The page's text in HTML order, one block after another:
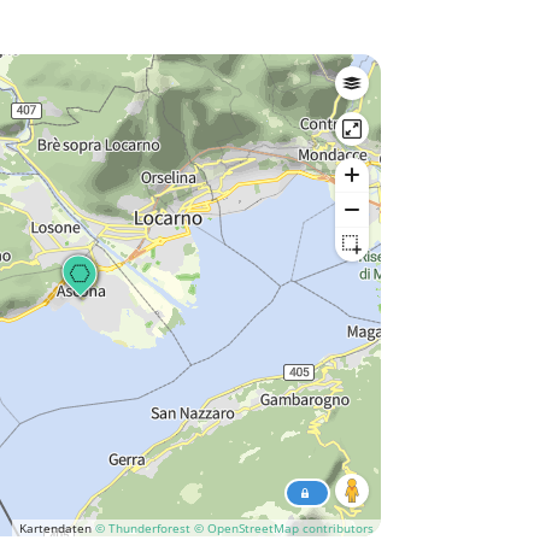
Kartendaten © Thunderforest © OpenStreetMap contributors